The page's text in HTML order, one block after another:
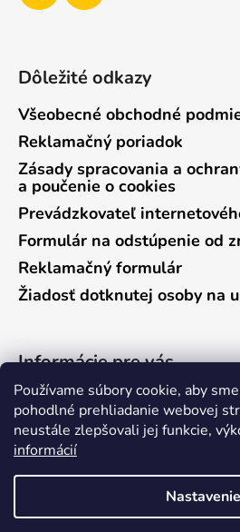
Používame súbory cookie, aby
pohodlné prehliadanie webovej
neustále zlepšovali jej funkcie,
informácií
Nastavenie
Dôležité odkazy
Všeobecné obchodné
Reklamačný poriadok
Zásady spracovania a
a poučenie o cookies
Prevádzkovateľ
Formulár na odstúpenie od
Reklamačný formulár
Žiadosť dotknutej osoby na
Informácie pre vás
Predajňa Vráble
Predajňa Pieštany
Ako nakupovať